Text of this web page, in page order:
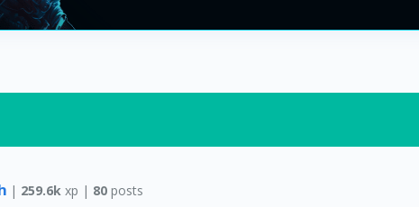
| 259.6k xp | 80 posts